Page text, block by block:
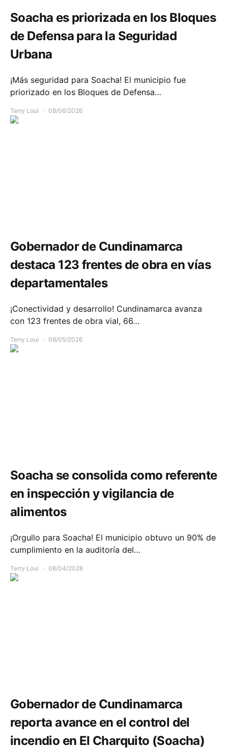
Soacha es priorizada en los Bloques
de Defensa para la Seguridad
Urbana
¡Más seguridad para Soacha! El municipio fue
priorizado en los Bloques de Defensa…
Terry Loui 08/06/2026
Gobernador de Cundinamarca
destaca 123 frentes de obra en vías
departamentales
¡Conectividad y desarrollo! Cundinamarca avanza
con 123 frentes de obra vial, 66…
Terry Loui 08/05/2026
Soacha se consolida como referente
en inspección y vigilancia de
alimentos
¡Orgullo para Soacha! El municipio obtuvo un 90% de
cumplimiento en la auditoría del…
Terry Loui 08/04/2026
Gobernador de Cundinamarca
reporta avance en el control del
incendio en El Charquito (Soacha)